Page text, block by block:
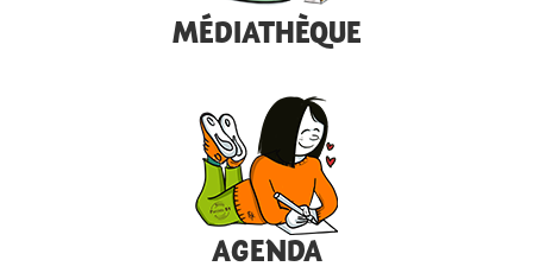
MÉDIATHÈQUE
AGENDA